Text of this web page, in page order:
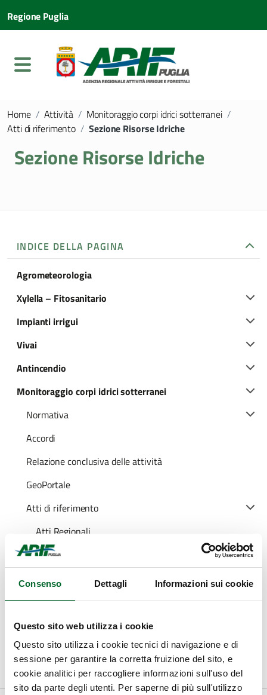
Consenso Dettagli Informazioni sui cookie
Questo sito web utilizza i cookie
Questo sito utilizza i cookie tecnici di navigazione e di
sessione per garantire la corretta fruizione del sito, e
cookie analitici per raccogliere informazioni sull'uso del
sito da parte degli utenti. Per saperne di più sull'utilizzo
Regione Puglia
Home / Attività / Monitoraggio corpi idrici sotterranei /
Atti di riferimento / Sezione Risorse Idriche
Sezione Risorse Idriche
INDICE DELLA PAGINA
Agrometeorologia
Xylella – Fitosanitario
Impianti irrigui
Vivai
Antincendio
Monitoraggio corpi idrici sotterranei
Normativa
Accordi
Relazione conclusiva delle attività
GeoPortale
Atti di riferimento
Atti Regionali
Atti ARIF
Sezione Risorse Idriche
Documentazione tecnica
Gruppo di lavoro
Forestazione